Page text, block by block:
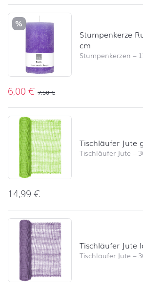
%
Stumpenkerze
cm
Stumpenkerzen –
6,00€ 7,50€
Tischläufer Jute
Tischläufer Jute –
14,99€
Tischläufer Jute
Tischläufer Jute –